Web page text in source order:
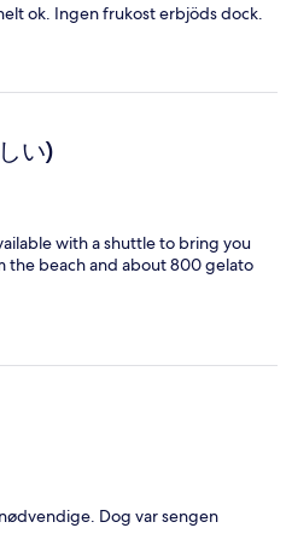
ok. Ingen frukost erbjöds dock.
い)
with a shuttle to bring you
the beach and about 800 gelato
Dog var sengen